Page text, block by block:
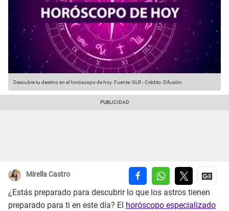
Descubre tu destino en el horóscopo de hoy. Fuente: GLR-Crédito: Difusión
Mirella Castro
¿Estás preparado para descubrir lo que los astros tienen
preparado para ti en este día? El horóscopo especializado